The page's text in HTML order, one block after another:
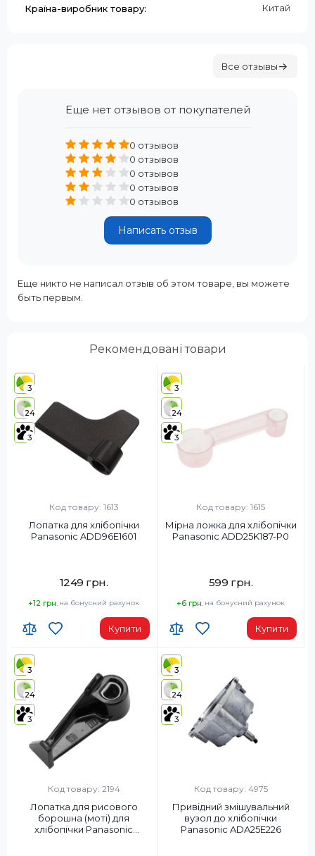
Країна-виробник товару: Китай
Все отзывы
Еще нет отзывов от покупателей
0 отзывов
0 отзывов
0 отзывов
0 отзывов
0 отзывов
Написать отзыв
Еще никто не написал отзыв об этом товаре, вы можете
быть первым.
Рекомендовані товари
3
24
3
Код товару: 1613
Лопатка для хлібопічки
Panasonic ADD96E1601
1249 грн.
+12 грн. на бонусний рахунок
Купити
3
24
3
Код товару: 1615
Мірна ложка для хлібопічки
Panasonic ADD25K187-P0
599 грн.
+6 грн. на бонусний рахунок
Купити
3
24
3
Код товару: 2194
Лопатка для рисового
борошна (моті) для
хлібопічки Panasonic
3
24
3
Код товару: 4975
Привідний змішувальний
вузол до хлібопічки
Panasonic ADA25E226